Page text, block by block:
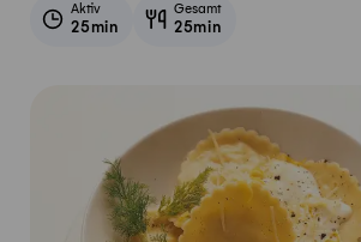
Aktiv
25min
Gesamt
25min